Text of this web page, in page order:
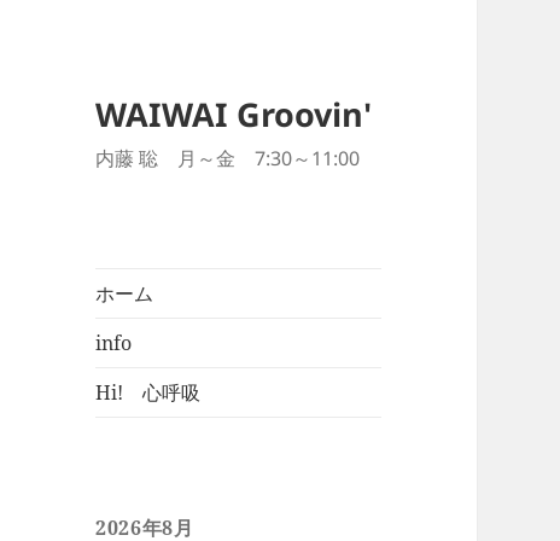
WAIWAI Groovin'
内藤 聡 月～金 7:30～11:00
ホーム
info
Hi! 心呼吸
2026年8月